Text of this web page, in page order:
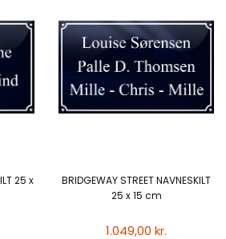
25 x
BRIDGEWAY STREET NAVNESKILT
25 x 15 cm
1.049,00 kr.